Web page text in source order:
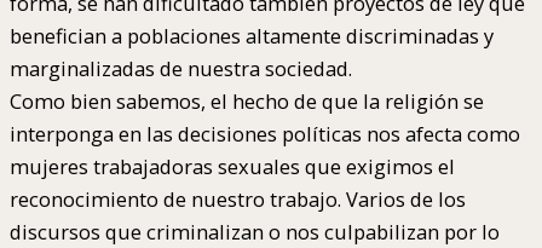
benefician a poblaciones altamente discriminadas y
marginalizadas de nuestra sociedad.
Como bien sabemos, el hecho de que la religión se
interponga en las decisiones políticas nos afecta como
mujeres trabajadoras sexuales que exigimos el
reconocimiento de nuestro trabajo. Varios de los
discursos que criminalizan o nos culpabilizan por lo